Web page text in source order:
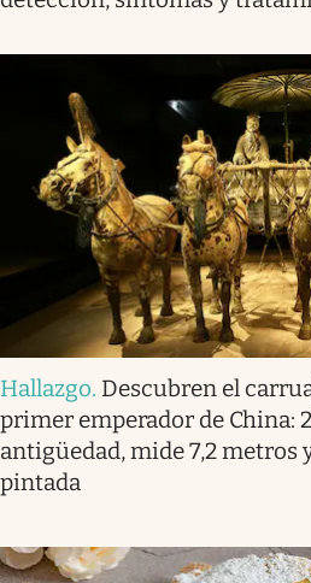
Hallazgo. Descubren el
primer emperador de China:
antigüedad, mide 7,2 metros
pintada